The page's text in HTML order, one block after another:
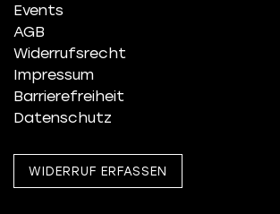
Events
AGB
Widerrufsrecht
Impressum
Barrierefreiheit
Datenschutz
WIDERRUF ERFASSEN